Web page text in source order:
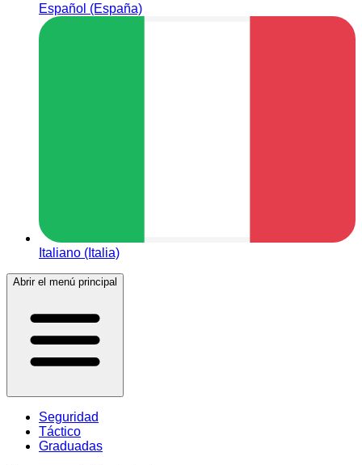
Español (España)
Italiano (Italia)
Abrir el menú principal
Seguridad
Táctico
Graduadas